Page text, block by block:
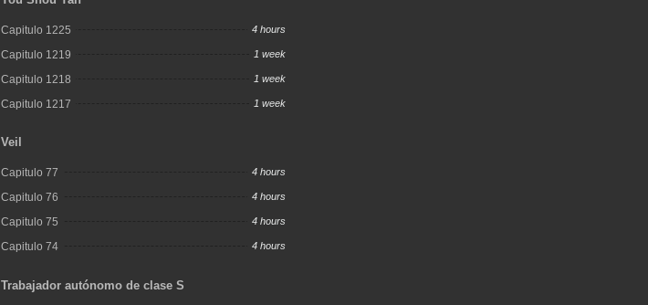
Capitulo 1225 4 hours
Capitulo 1219 1 week
Capitulo 1218 1 week
Capitulo 1217 1 week
Veil
Capitulo 77 4 hours
Capitulo 76 4 hours
Capitulo 75 4 hours
Capitulo 74 4 hours
Trabajador autónomo de clase S